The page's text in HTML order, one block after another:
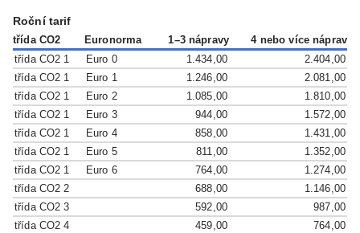
Roční tarif
třída CO2
Euronorma 1–3 nápravy
4 nebo více náprav
třída CO2 1
Euro 0 1.434,00
2.404,00
třída CO2 1
Euro 1 1.246,00
2.081,00
třída CO2 1
Euro 2 1.085,00
1.810,00
třída CO2 1
Euro 3 944,00
1.572,00
třída CO2 1
Euro 4 858,00
1.431,00
třída CO2 1
Euro 5 811,00
1.352,00
třída CO2 1
Euro 6 764,00
1.274,00
třída CO2 2
688,00
1.146,00
třída CO2 3
592,00
987,00
třída CO2 4
459,00
764,00